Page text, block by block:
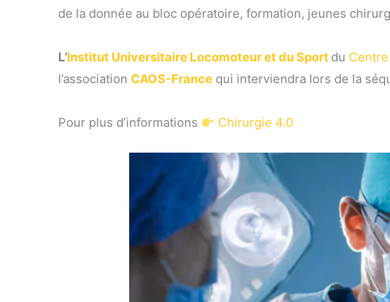
de la donnée au bloc opératoire, formation, jeunes
L’Institut Universitaire Locomoteur et du Sport du
l’association CAOS-France qui interviendra lors de la
Pour plus d’informations Chirurgie 4.0